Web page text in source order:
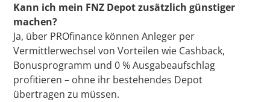
Kann ich mein FNZ Depot zusätzlich günstiger
machen?
Ja, über PROfinance können Anleger per
Vermittlerwechsel von Vorteilen wie Cashback,
Bonusprogramm und 0 % Ausgabeaufschlag
profitieren – ohne ihr bestehendes Depot
übertragen zu müssen.